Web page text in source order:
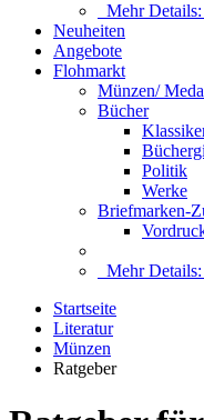
Mehr Details:
Neuheiten
Angebote
Flohmarkt
Münzen/
Bücher
Politik
Werke
Briefmarken-
Mehr Details:
Startseite
Literatur
Münzen
Ratgeber